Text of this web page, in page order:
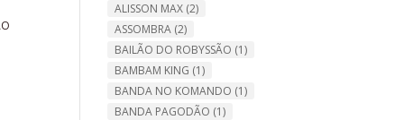
ALISSON MAX (2)
ASSOMBRA (2)
BAILÃO DO ROBYSSÃO (1)
BAMBAM KING (1)
BANDA NO KOMANDO (1)
BANDA PAGODÃO (1)